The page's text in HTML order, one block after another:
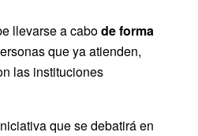
llevarse a cabode forma
que ya atienden,
las instituciones
que se debatirá en